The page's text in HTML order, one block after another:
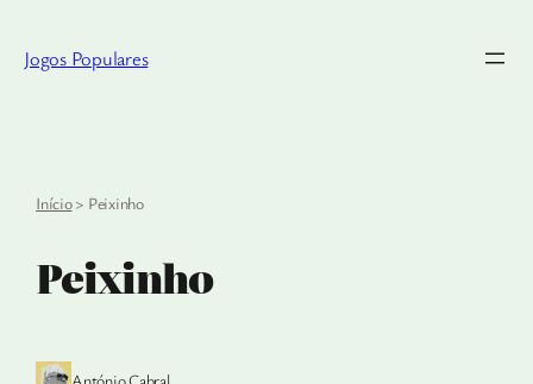
Jogos Populares
Início> Peixinho
Peixinho
António Cabral